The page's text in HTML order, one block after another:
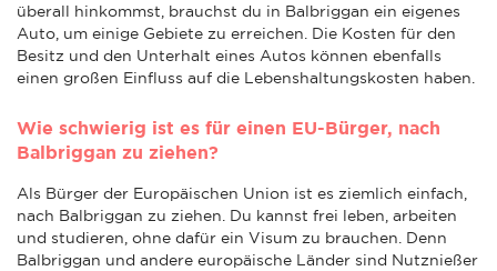
überall hinkommst, brauchst du in Balbriggan ein eigenes
Auto, um einige Gebiete zu erreichen. Die Kosten für den
Besitz und den Unterhalt eines Autos können ebenfalls
einen großen Einfluss auf die Lebenshaltungskosten haben.
Wie schwierig ist es für einen EU-Bürger, nach
Balbriggan zu ziehen?
Als Bürger der Europäischen Union ist es ziemlich einfach,
nach Balbriggan zu ziehen. Du kannst frei leben, arbeiten
und studieren, ohne dafür ein Visum zu brauchen. Denn
Balbriggan und andere europäische Länder sind Nutznießer